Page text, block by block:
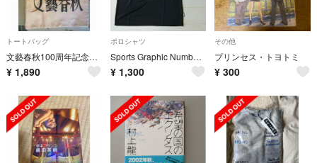
トートバッグ
文藝春秋100周年記念バック アートプリントキャンバストートバッグ 新品
¥ 1,890
ポロシャツ
Sports Graphic Number/メッシュジップ半袖Tシャツ/M
¥ 1,300
その他
プリンセス・トヨトミ
¥ 300